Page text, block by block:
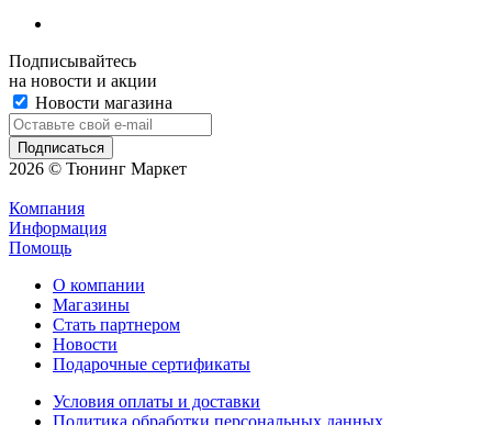
Подписывайтесь
на новости и акции
Новости магазина
2026 © Тюнинг Маркет
Компания
Информация
Помощь
О компании
Магазины
Стать партнером
Новости
Подарочные сертификаты
Условия оплаты и доставки
Политика обработки персональных данных